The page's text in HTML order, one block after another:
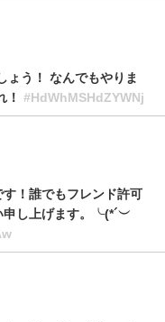
ょう！ なんでもやりま
！ #HdWhMSHdZYWNj
！誰でもフレンド許可
申し上げます。╰(*´︶